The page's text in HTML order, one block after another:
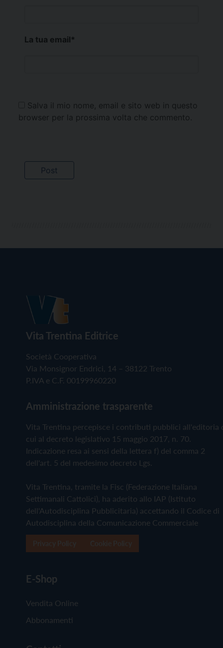
La tua email*
Salva il mio nome, email e sito web in questo
browser per la prossima volta che commento.
Vita Trentina Editrice
Società Cooperativa
Via Monsignor Endrici, 14 – 38122 Trento
P.IVA e C.F. 00199960220
Amministrazione trasparente
Vita Trentina percepisce i contributi pubblici all'editoria
cui al decreto legislativo 15 maggio 2017, n. 70.
Indicazione resa ai sensi della lettera f) del comma 2
dell'art. 5 del medesimo decreto Lgs.
Vita Trentina, tramite la Fisc (Federazione Italiana
Settimanali Cattolici), ha aderito allo IAP (Istituto
dell'Autodisciplina Pubblicitaria) accettando il Codice di
Autodisciplina della Comunicazione Commerciale
E-Shop
Vendita Online
Abbonamenti